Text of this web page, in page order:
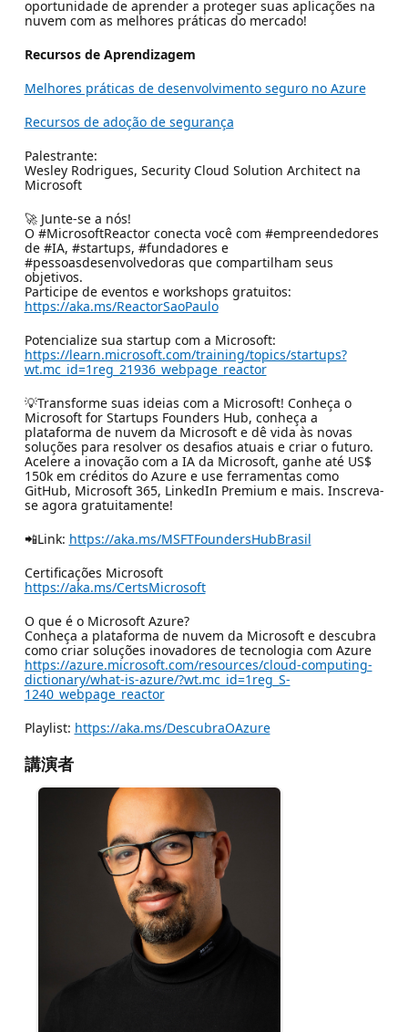
oportunidade de aprender a proteger suas aplicações na
nuvem com as melhores práticas do mercado!
Recursos de Aprendizagem
Melhores práticas de desenvolvimento seguro no Azure
Recursos de adoção de segurança
Palestrante:
Wesley Rodrigues, Security Cloud Solution Architect na
Microsoft
🚀 Junte-se a nós!
O #MicrosoftReactor conecta você com #empreendedores
de #IA, #startups, #fundadores e
#pessoasdesenvolvedoras que compartilham seus
objetivos.
Participe de eventos e workshops gratuitos:
https://aka.ms/ReactorSaoPaulo
Potencialize sua startup com a Microsoft:
https://learn.microsoft.com/training/topics/startups?
wt.mc_id=1reg_21936_webpage_reactor
💡Transforme suas ideias com a Microsoft! Conheça o
Microsoft for Startups Founders Hub, conheça a
plataforma de nuvem da Microsoft e dê vida às novas
soluções para resolver os desafios atuais e criar o futuro.
Acelere a inovação com a IA da Microsoft, ganhe até US$
150k em créditos do Azure e use ferramentas como
GitHub, Microsoft 365, LinkedIn Premium e mais. Inscreva-
se agora gratuitamente!
📲Link: https://aka.ms/MSFTFoundersHubBrasil
Certificações Microsoft
https://aka.ms/CertsMicrosoft
O que é o Microsoft Azure?
Conheça a plataforma de nuvem da Microsoft e descubra
como criar soluções inovadores de tecnologia com Azure
https://azure.microsoft.com/resources/cloud-computing-
dictionary/what-is-azure/?wt.mc_id=1reg_S-
1240_webpage_reactor
Playlist: https://aka.ms/DescubraOAzure
講演者